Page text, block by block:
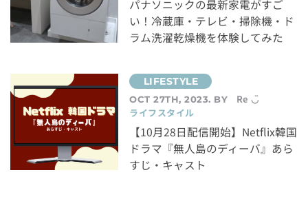
パナソニックの最新家電がすご
い！冷蔵庫・テレビ・掃除機・ド
ラム洗濯乾燥機を体験してみた
OCT 27TH, 2023. BY
Re ◡̈
ライフスタイル
【10月28日配信開始】Netflix韓国
ドラマ『無人島のディーバ』あら
すじ・キャスト